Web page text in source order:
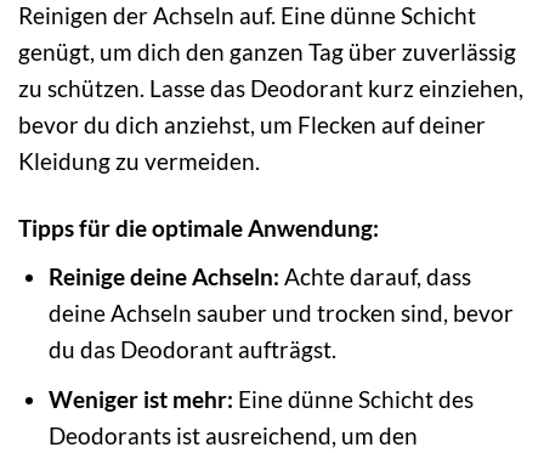
Reinigen der Achseln auf. Eine dünne Schicht
genügt, um dich den ganzen Tag über zuverlässig
zu schützen. Lasse das Deodorant kurz einziehen,
bevor du dich anziehst, um Flecken auf deiner
Kleidung zu vermeiden.
Tipps für die optimale Anwendung:
Reinige deine Achseln: Achte darauf, dass
deine Achseln sauber und trocken sind, bevor
du das Deodorant aufträgst.
Weniger ist mehr: Eine dünne Schicht des
Deodorants ist ausreichend, um den